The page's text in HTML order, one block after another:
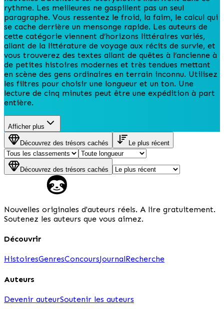
rythme. Les meilleures ne gaspillent pas un seul
paragraphe. Vous ressentez le froid, la faim, le calcul qui
se cache derrière un mensonge rapide. Les auteurs de
cette catégorie viennent d’horizons littéraires variés,
allant de la littérature de voyage aux récits de survie, et
vous trouverez des textes allant de quêtes à l’ancienne à
de petites histoires modernes et très tendues mettant
en scène des gens ordinaires en terrain inconnu. Utilisez
les filtres pour choisir une longueur et un ton. Une
lecture de cinq minutes peut être une expédition à part
entière.
Afficher plus
Découvrez des trésors cachés Le plus récent
Découvrez des trésors cachés
Nouvelles originales d'auteurs réels. A lire gratuitement.
Soutenez les auteurs que vous aimez.
Découvrir
HistoiresGenresConcoursJournalRecherche
Auteurs
Devenir auteurSoutenir les auteurs